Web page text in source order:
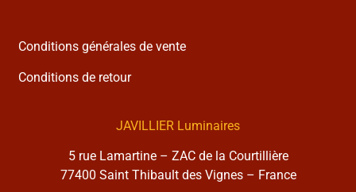
Conditions générales de vente
Conditions de retour
JAVILLIER Luminaires
5 rue Lamartine – ZAC de la Courtillière
77400 Saint Thibault des Vignes – France